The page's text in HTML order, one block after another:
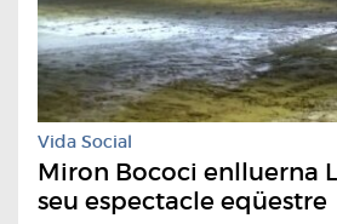
Vida Social
Miron Bococi enlluerna
seu espectacle eqüestre